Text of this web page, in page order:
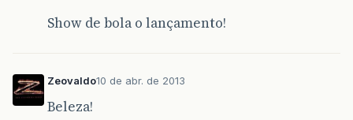
Show de bola o lançamento!
Zeovaldo10 de abr. de 2013
Beleza!